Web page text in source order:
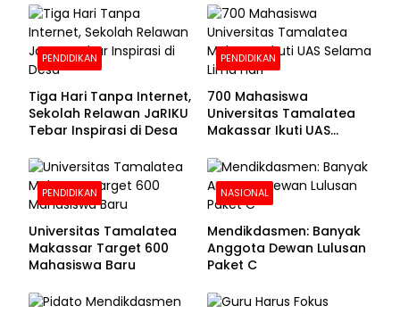
Pendaftaran Segera
Dibuka
PENDIDIKAN
Tiga Hari Tanpa Internet,
Sekolah Relawan JaRIKU
Tebar Inspirasi di Desa
PENDIDIKAN
700 Mahasiswa
Universitas Tamalatea
Makassar Ikuti UAS
PENDIDIKAN
Universitas Tamalatea
Makassar Target 600
Mahasiswa Baru
NASIONAL
Mendikdasmen: Banyak
Anggota Dewan Lulusan
Paket C